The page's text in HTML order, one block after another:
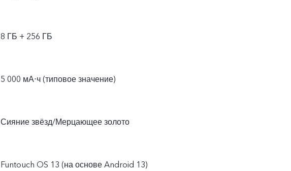
8 ГБ + 256 ГБ
5 000 мА⋅ч (типовое значение)
Сияние звёзд/Мерцающее золото
Funtouch OS 13 (на основе Android 13)